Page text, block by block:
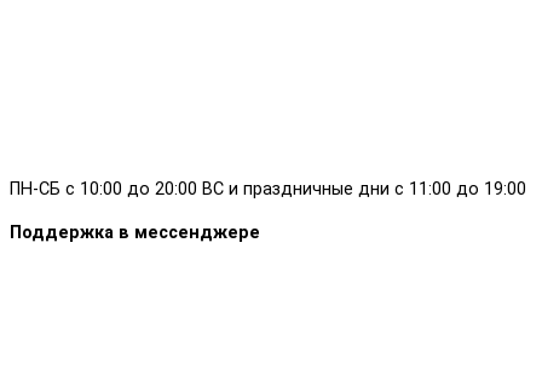
ПН-СБ с 10:00 до 20:00 ВС и праздничные дни с 11:00 до 19:00
Поддержка в мессенджере